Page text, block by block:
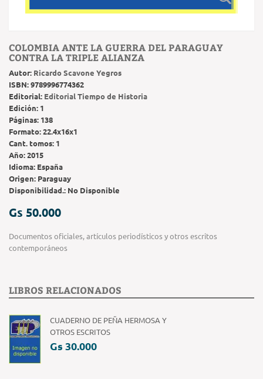
COLOMBIA ANTE LA GUERRA DEL PARAGUAY
CONTRA LA TRIPLE ALIANZA
Autor: Ricardo Scavone Yegros
ISBN:9789996774362
Editorial: Editorial Tiempo de Historia
Edición: 1
Páginas: 138
Formato:22.4x16x1
Cant. tomos: 1
Año:2015
Idioma: España
Origen: Paraguay
Disponibilidad.: No Disponible
Gs 50.000
Documentos oficiales, artículos periodísticos y otros escritos
contemporáneos
LIBROS RELACIONADOS
CUADERNO DE PEÑA HERMOSA Y
OTROS ESCRITOS
Gs 30.000